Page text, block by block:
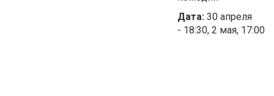
Дата: 30 апреля
- 18:30, 2 мая, 17:00